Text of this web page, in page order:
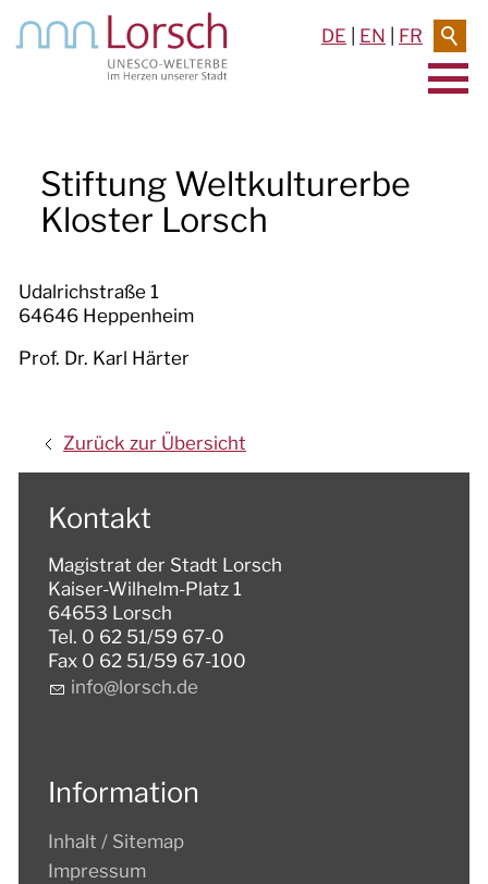
DE EN FR
RATHAUS & SERVICE
LEBEN IN LORSCH
KULTUR
Stiftung Weltkulturerbe
Kloster Lorsch
Udalrichstraße 1
64646 Heppenheim
Prof. Dr. Karl Härter
Zurück zur Übersicht
Kontakt
Magistrat der Stadt Lorsch
Kaiser-Wilhelm-Platz 1
64653 Lorsch
Tel. 0 62 51/59 67-0
Fax 0 62 51/59 67-100
nf
l rsch d
Information
Inhalt / Sitemap
Impressum